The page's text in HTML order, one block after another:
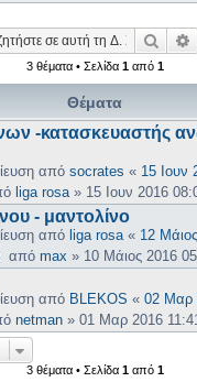
3 θέματα • Σελίδα 1από 1
Θέματα
-κατασκευαστής
από socrates « 15 Ιουν
liga rosa » 15 Ιουν 2016
- μαντολίνο
από liga rosa « 12
από max » 10 Μάιος 2016
από BLEKOS « 02 Μαρ
netman » 01 Μαρ 2016
3 θέματα • Σελίδα 1από 1